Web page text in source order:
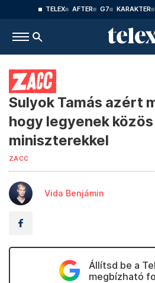
TELEX AFTER G7 KARAKTER
Sulyok Tamás azért
hogy legyenek
miniszterekkel
ZACC
Vida Benjámin
Állítsd be a
megbízható